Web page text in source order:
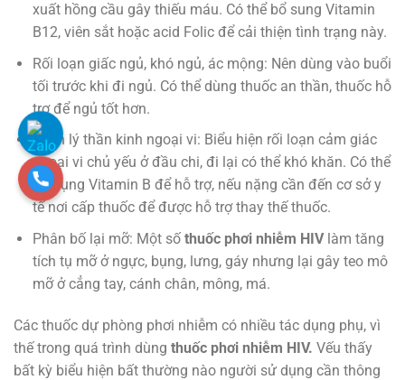
xuất hồng cầu gây thiếu máu. Có thể bổ sung Vitamin
B12, viên sắt hoặc acid Folic để cải thiện tình trạng này.
Rối loạn giấc ngủ, khó ngủ, ác mộng: Nên dùng vào buổi
tối trước khi đi ngủ. Có thể dùng thuốc an thần, thuốc hỗ
trợ để ngủ tốt hơn.
Bệnh lý thần kinh ngoại vi: Biểu hiện rối loạn cảm giác
ngoại vi chủ yếu ở đầu chi, đi lại có thể khó khăn. Có thể
sử dụng Vitamin B để hỗ trợ, nếu nặng cần đến cơ sở y
tế nơi cấp thuốc để được hỗ trợ thay thế thuốc.
Phân bố lại mỡ: Một số thuốc phơi nhiễm HIVlàm tăng
tích tụ mỡ ở ngực, bụng, lưng, gáy nhưng lại gây teo mô
mỡ ở cẳng tay, cánh chân, mông, má.
Các thuốc dự phòng phơi nhiễm có nhiều tác dụng phụ, vì
thế trong quá trình dùng thuốc phơi nhiễm HIV. Vếu thấy
bất kỳ biểu hiện bất thường nào người sử dụng cần thông